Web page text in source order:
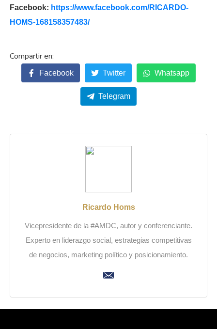
Facebook: https://www.facebook.com/RICARDO-
HOMS-168158357483/
Facebook Twitter Whatsapp
Telegram
Ricardo Homs
Vicepresidente de la #AMDC, autor y conferenciante.
Experto en liderazgo social, estrategias competitivas
de negocios, marketing político y posicionamiento.